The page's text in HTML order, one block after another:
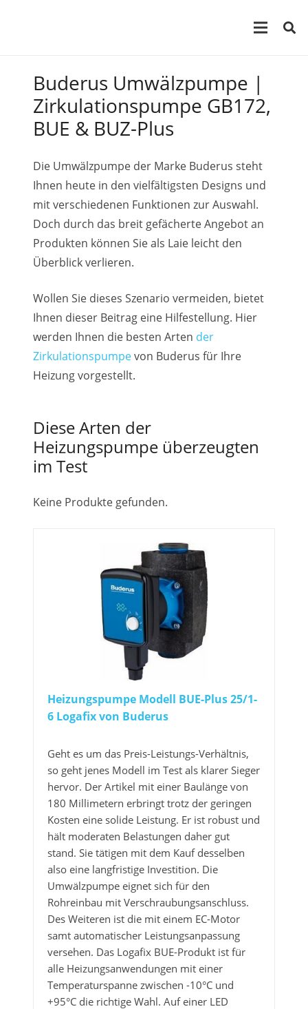
Buderus Umwälzpumpe |
Zirkulationspumpe GB172,
BUE & BUZ-Plus
Die Umwälzpumpe der Marke Buderus steht
Ihnen heute in den vielfältigsten Designs und
mit verschiedenen Funktionen zur Auswahl.
Doch durch das breit gefächerte Angebot an
Produkten können Sie als Laie leicht den
Überblick verlieren.
Wollen Sie dieses Szenario vermeiden, bietet
Ihnen dieser Beitrag eine Hilfestellung. Hier
werden Ihnen die besten Arten der
Zirkulationspumpevon Buderus für Ihre
Heizung vorgestellt.
Diese Arten der
Heizungspumpe überzeugten
im Test
Keine Produkte gefunden.
Heizungspumpe Modell BUE-Plus 25/1-
6 Logafix von Buderus
Geht es um das Preis-Leistungs-Verhältnis,
so geht jenes Modell im Test als klarer Sieger
hervor. Der Artikel mit einer Baulänge von
180 Millimetern erbringt trotz der geringen
Kosten eine solide Leistung. Er ist robust und
hält moderaten Belastungen daher gut
stand. Sie tätigen mit dem Kauf desselben
also eine langfristige Investition. Die
Umwälzpumpe eignet sich für den
Rohreinbau mit Verschraubungsanschluss.
Des Weiteren ist die mit einem EC-Motor
samt automatischer Leistungsanpassung
versehen. Das Logafix BUE-Produkt ist für
alle Heizungsanwendungen mit einer
Temperaturspanne zwischen -10°C und
+95°C die richtige Wahl. Auf einer LED